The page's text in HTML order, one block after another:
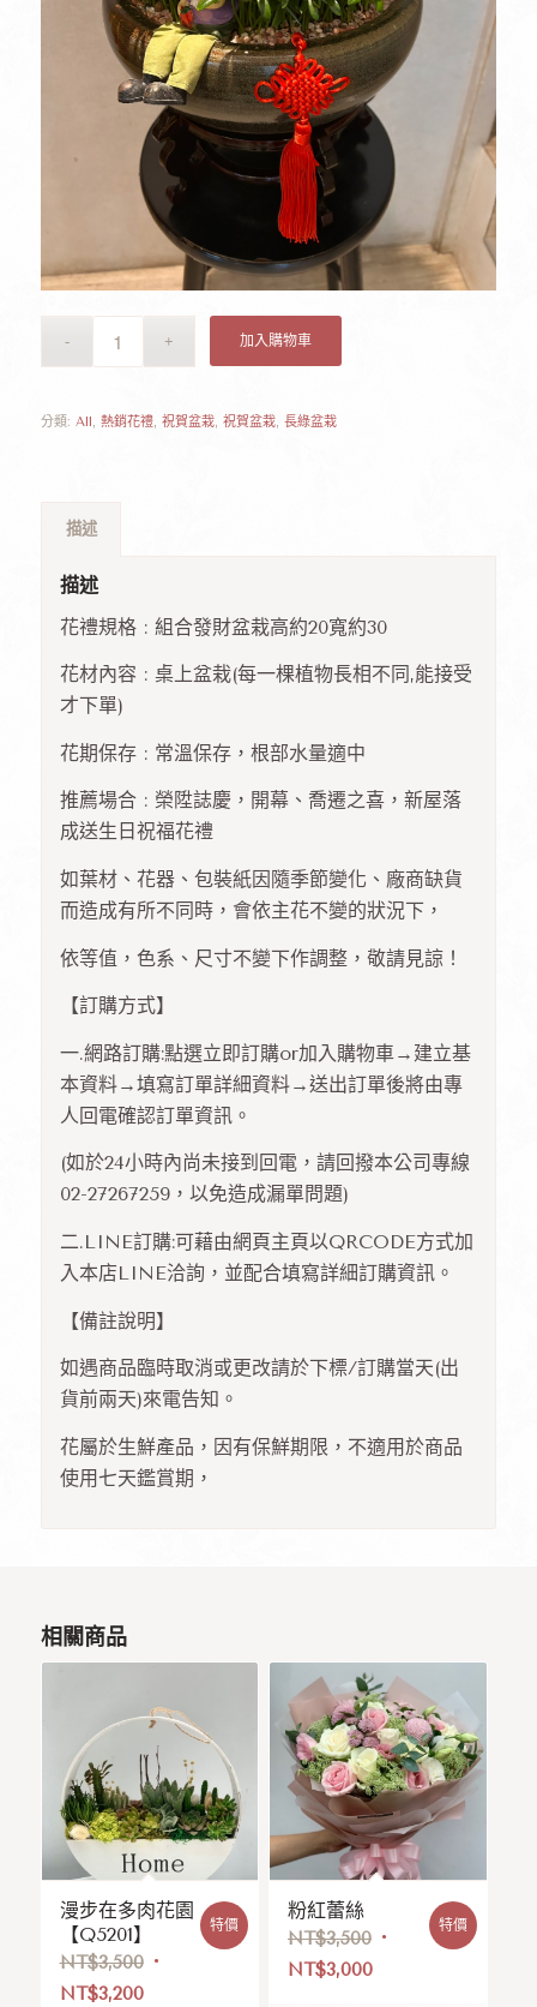
加入購物車
分類: All , 熱銷花禮, 祝賀盆栽, 祝賀盆栽, 長綠盆栽
描述
描述
花禮規格 : 組合發財盆栽高約20寬約30
花材內容 : 桌上盆栽(每一棵植物長相不同,能接受
才下單)
花期保存 : 常溫保存，根部水量適中
推薦場合 : 榮陞誌慶，開幕、喬遷之喜，新屋落
成送生日祝福花禮
如葉材、花器、包裝紙因隨季節變化、廠商缺貨
而造成有所不同時，會依主花不變的狀況下，
依等值，色系、尺寸不變下作調整，敬請見諒！
【訂購方式】
一.網路訂購:點選立即訂購or加入購物車→建立基
本資料→填寫訂單詳細資料→送出訂單後將由專
人回電確認訂單資訊。
(如於24小時內尚未接到回電，請回撥本公司專線
02-27267259，以免造成漏單問題)
二.LINE訂購:可藉由網頁主頁以QRCODE方式加
入本店LINE洽詢，並配合填寫詳細訂購資訊。
【備註說明】
如遇商品臨時取消或更改請於下標/訂購當天(出
貨前兩天)來電告知。
花屬於生鮮產品，因有保鮮期限，不適用於商品
使用七天鑑賞期，
相關商品
漫步在多肉花園
【Q5201】
NT$3,500
NT$3,200
特價
粉紅蕾絲
NT$3,500
NT$3,000
特價